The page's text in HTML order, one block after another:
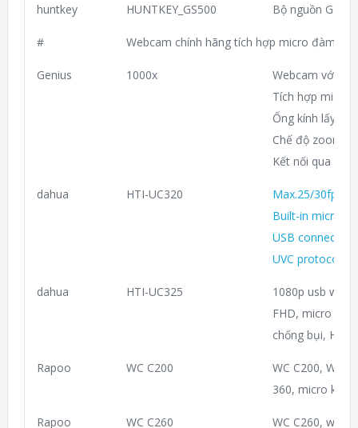
huntkey HUNTKEY_GS500 Bộ nguồn
# Webcam chính hãng tích hợp micro đàm
Genius 1000x
Webcam với độ
Tích hợp micro
Ống kính lấy
Chế độ zoom 3x
Kết nối qua
dahua HTI-UC320
Max.25/
Built-in
USB
UVC protocol &
dahua HTI-UC325
1080p usb
FHD, micro đa
chống bụi,
Rapoo WC C200
WC C200, Web
360, micro kép,
Rapoo WC C260
WC C260,